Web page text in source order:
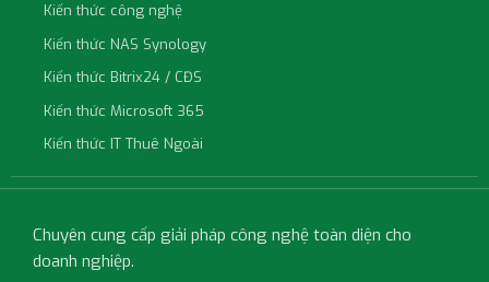
Kiến thức công nghệ
Kiến thức NAS Synology
Kiến thức Bitrix24 / CĐS
Kiến thức Microsoft 365
Kiến thức IT Thuê Ngoài
Chuyên cung cấp giải pháp công nghệ toàn diện cho
doanh nghiệp.